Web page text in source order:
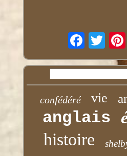
confédéré vie
anglais
histoire